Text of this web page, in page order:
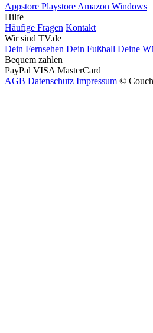
Appstore Playstore Amazon Windows
Hilfe
Häufige Fragen Kontakt
Wir sind TV.de
Dein Fernsehen Dein Fußball Deine
Bequem zahlen
PayPal VISA MasterCard
AGB Datenschutz Impressum ©